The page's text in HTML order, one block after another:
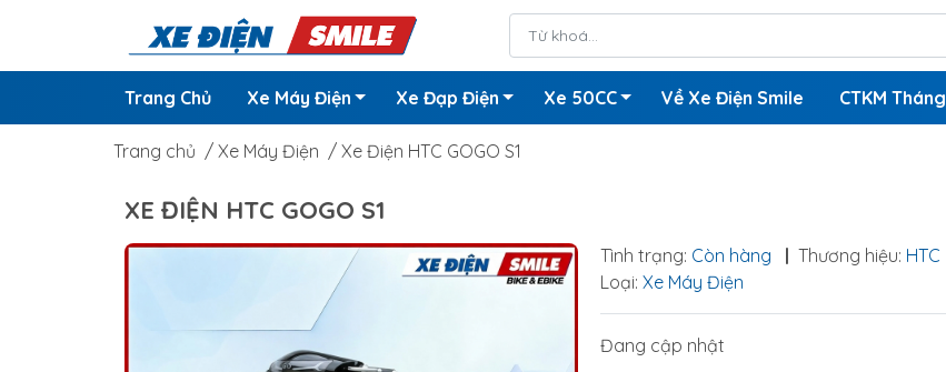
Trang Chủ Xe Máy Điện Xe Đạp Điện Xe 50CC Về Xe Điện Smile CTKM Tháng
Trang chủ / Xe Máy Điện / Xe Điện HTC GOGO S1
XE ĐIỆN HTC GOGO S1
Tình trạng: Còn hàng | Thương hiệu: HTC
Loại: Xe Máy Điện
Đang cập nhật